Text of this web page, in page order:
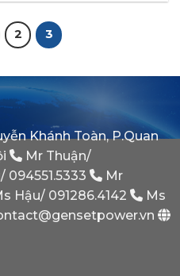
2 3
Khánh Toàn, P.Quan
Mr Thuận/
094551.5333
Mr
Hậu/ 091286.4142
Ms